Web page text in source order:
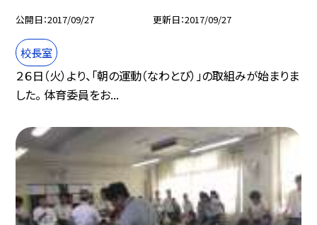
公開日 2017/09/27 更新日 2017/09/27
校長室
２６日（火）より、「朝の運動（なわとび）」の取組みが始まりま
した。 体育委員をお...